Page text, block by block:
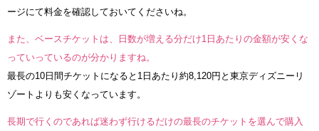
ージにて料金を確認しておいてくださいね。
また、ベースチケットは、日数が増える分だけ1日あたりの金額が安くな
っていっているのが分かりますね。
最長の10日間チケットになると1日あたり約8,120円と東京ディズニーリ
ゾートよりも安くなっています。
長期で行くのであれば迷わず行けるだけの最長のチケットを選んで購入